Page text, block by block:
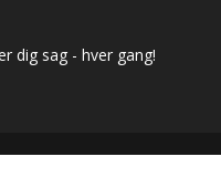
dig sag - hver gang!